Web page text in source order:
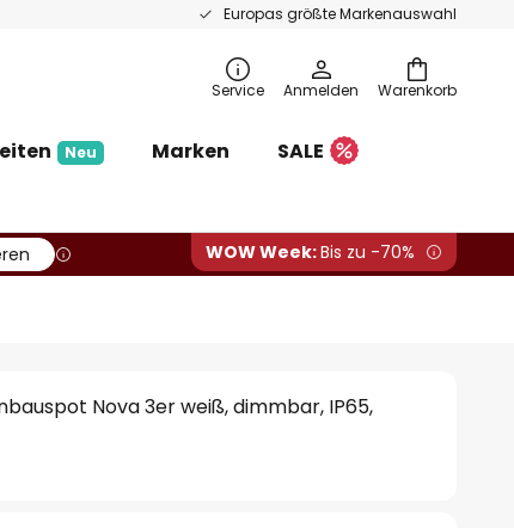
Europas größte Markenauswahl
Warenkorb
Service Anmelden
Neu Marken
SALE
WOW Week:Bis zu -70%
Nova 3er weiß, dimmbar, IP65,